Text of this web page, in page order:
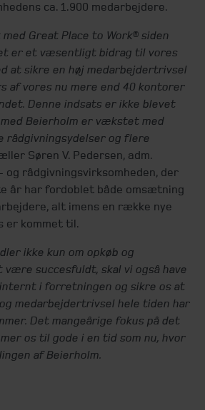
ca. 1.900 medarbejdere.
med Great Place to Work® siden
er et væsentligt bidrag til vores
at sikre en høj medarbejdertrivsel
af vores nu mere end 40 kontorer
Denne indsats er ikke blevet
Beierholm er vækstet med
rådgivningsydelser og flere
Søren V. Pedersen, adm.
rådgivningsvirksomheden, der
år har fordoblet både omsætning
alt imens en række nye
er kommet til.
ikke kun om opkøb og
være succesfuldt, skal vi også have
i forretningen og sikre os at
medarbejdertrivsel hele tiden har
Det mangeårige fokus på det
os til gode i en tid som nu, hvor
af Beierholm.